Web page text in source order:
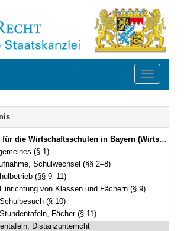
Toggle
Bayern (Wirtschaftsschulordnung – WSO) Vom 30. Dezember 2009 (GVBl. 2010 S. 17, 227) BayRS 2236-5-1-K (§§ 1–45)
(§ 1)
Schulwechsel (§§ 2–8)
(§§ 9–11)
von Klassen und Fächern (§ 9)
(§ 10)
Fächer (§ 11)
Distanzunterricht